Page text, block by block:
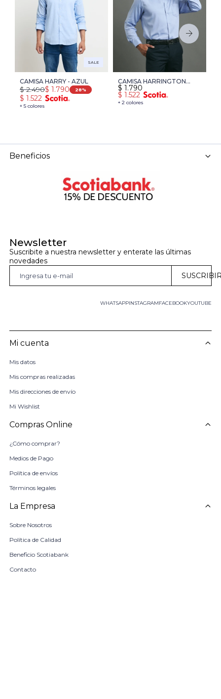
SALE
CAMISA HARRY - AZUL
+ 5 colores
$ 1.790
$ 2.490 28
$ 1.522
CAMISA HARRINGTON
LABEL - AZUL
+ 2 colores
$ 1.790
$ 1.522
Newsletter
Suscribite a nuestra newsletter y enterate las últimas
novedades
WHATSAPP FACEBOOKYOUTUBE
INSTAGRAM
Mi cuenta
Mis datos
Mis compras realizadas
Mis direcciones de envío
Mi Wishlist
Compras Online
¿Cómo comprar?
Medios de Pago
Política de envíos
Términos legales
La Empresa
Sobre Nosotros
Política de Calidad
Beneficio Scotiabank
Contacto
Beneficios